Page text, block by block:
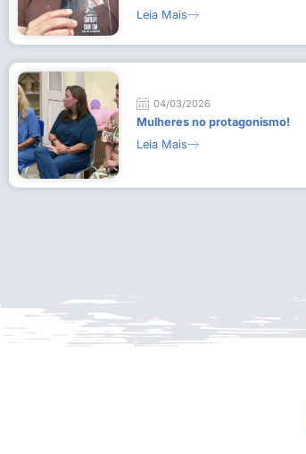
Leia Mais
04/03/2026
Mulheres no protagonismo!
Leia Mais